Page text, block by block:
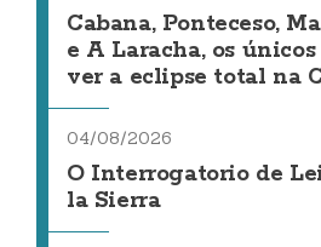
Cabana, Ponteceso,
e A Laracha, os
ver a eclipse total na
04/08/2026
O Interrogatorio de
la Sierra